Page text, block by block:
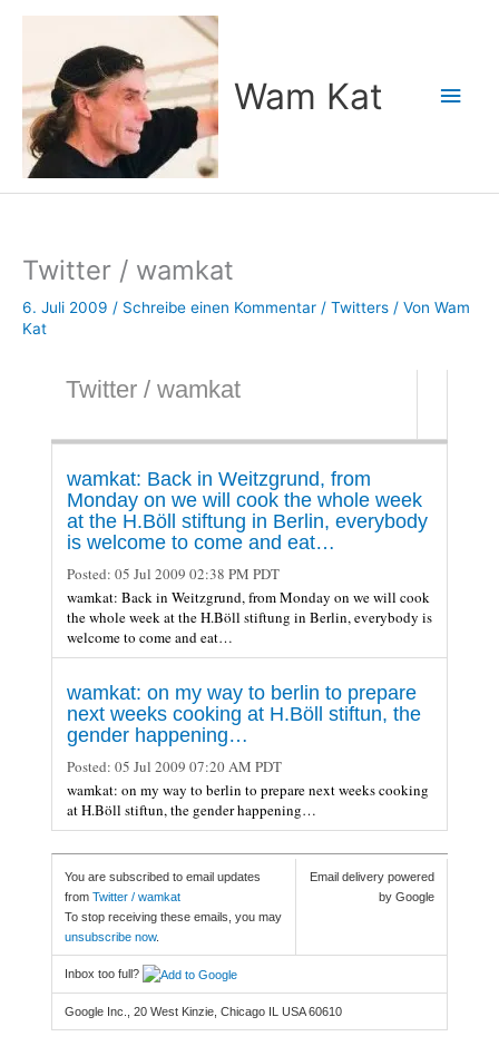
Wam Kat
Twitter / wamkat
6. Juli 2009 / Schreibe einen Kommentar / Twitters / Von Wam
Kat
Twitter / wamkat
wamkat: Back in Weitzgrund, from
Monday on we will cook the whole week
at the H.Böll stiftung in Berlin, everybody
is welcome to come and eat…
Posted: 05 Jul 2009 02:38 PM PDT
wamkat: Back in Weitzgrund, from Monday on we will cook
the whole week at the H.Böll stiftung in Berlin, everybody is
welcome to come and eat…
wamkat: on my way to berlin to prepare
next weeks cooking at H.Böll stiftun, the
gender happening…
Posted: 05 Jul 2009 07:20 AM PDT
wamkat: on my way to berlin to prepare next weeks cooking
at H.Böll stiftun, the gender happening…
You are subscribed to email updates
from Twitter / wamkat
To stop receiving these emails, you may
unsubscribe now.
Email delivery powered
by Google
Inbox too full?
Google Inc., 20 West Kinzie, Chicago IL USA 60610